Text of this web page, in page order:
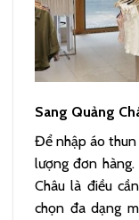
Sang Quảng
Để nhập áo thun
lượng đơn
Châu là điều
chọn đa dạng